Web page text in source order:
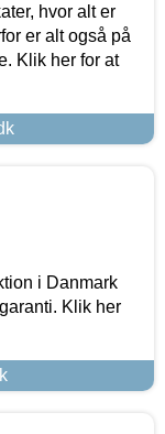
hvor alt er
er alt også på
Klik her for at
i Danmark
Klik her